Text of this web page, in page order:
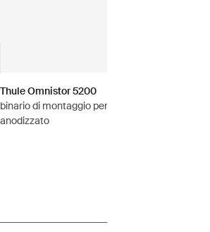
Thule Omnistor 5200
binario di montaggio per tenda 3,00 m grigio
anodizzato